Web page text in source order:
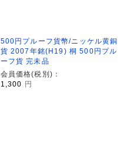
500円プルーフ貨幣/ニッケル黄銅
貨 2007年銘(H19) 桐 500円プル
ーフ貨 完未品
会員価格(税別)：
1,300
円